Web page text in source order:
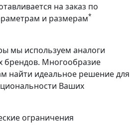
на заказ по
и размерам*
мы используем аналоги
брендов. Многообразие
найти идеальное решение для
Ваших
ограничения